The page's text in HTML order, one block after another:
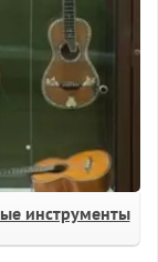
инструменты